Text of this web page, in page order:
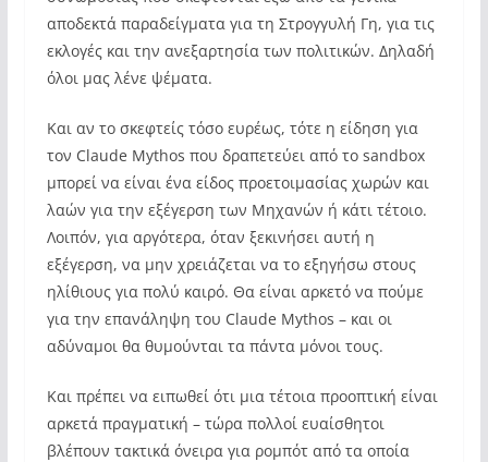
αποδεκτά παραδείγματα για τη Στρογγυλή Γη, για τις
εκλογές και την ανεξαρτησία των πολιτικών. Δηλαδή
όλοι μας λένε ψέματα.
Και αν το σκεφτείς τόσο ευρέως, τότε η είδηση για
τον Claude Mythos που δραπετεύει από το sandbox
μπορεί να είναι ένα είδος προετοιμασίας χωρών και
λαών για την εξέγερση των Μηχανών ή κάτι τέτοιο.
Λοιπόν, για αργότερα, όταν ξεκινήσει αυτή η
εξέγερση, να μην χρειάζεται να το εξηγήσω στους
ηλίθιους για πολύ καιρό. Θα είναι αρκετό να πούμε
για την επανάληψη του Claude Mythos – και οι
αδύναμοι θα θυμούνται τα πάντα μόνοι τους.
Και πρέπει να ειπωθεί ότι μια τέτοια προοπτική είναι
αρκετά πραγματική – τώρα πολλοί ευαίσθητοι
βλέπουν τακτικά όνειρα για ρομπότ από τα οποία